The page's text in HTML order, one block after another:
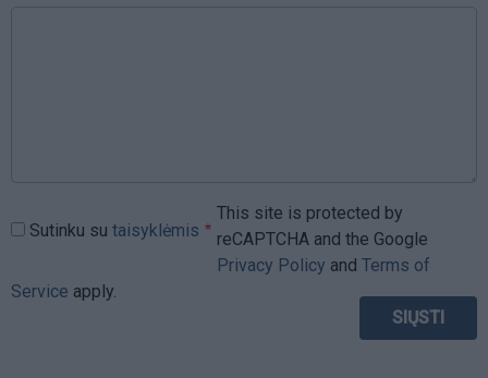
Sutinku su taisyklėmis
This site is protected by
reCAPTCHA and the Google
Privacy Policy and Terms of
Service apply.